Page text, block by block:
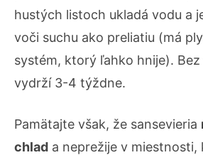
hustých listoch ukladá vodu a
voči suchu ako preliatiu (má
systém, ktorý ľahko hnije).
vydrží 3-4 týždne.
Pamätajte však, že sansevieria
chlad a neprežije v miestnosti,